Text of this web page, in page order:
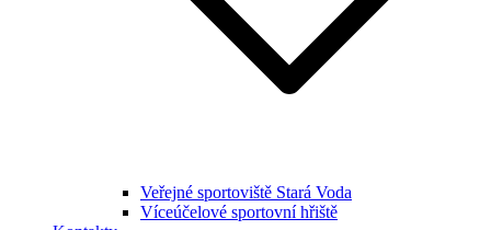
Veřejné sportoviště Stará Voda
Víceúčelové sportovní hřiště